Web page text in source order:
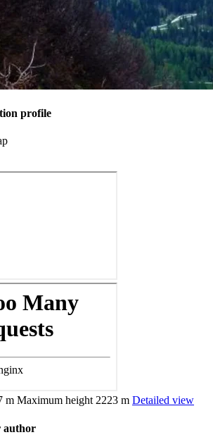
profile
m Maximum height 2223 m Detailed view
author